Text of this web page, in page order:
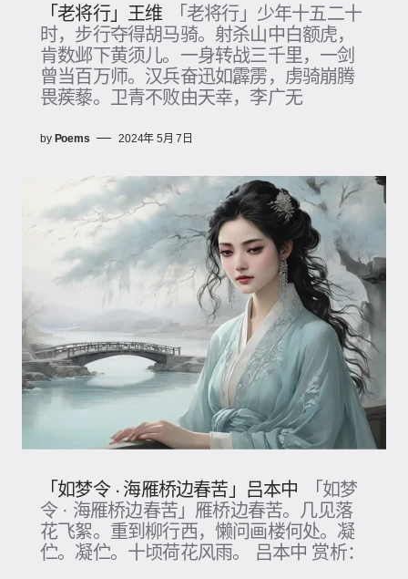
「老将行」王维
「老将行」少年十五二十
时，步行夺得胡马骑。射杀山中白额虎，
肯数邺下黄须儿。一身转战三千里，一剑
曾当百万师。汉兵奋迅如霹雳，虏骑崩腾
畏蒺藜。卫青不败由天幸，李广无
by Poems 2024年 5月 7日
「如梦令 · 海雁桥边春苦」吕本中
「如梦
令 · 海雁桥边春苦」雁桥边春苦。几见落
花飞絮。重到柳行西，懒问画楼何处。凝
伫。凝伫。十顷荷花风雨。 吕本中 赏析：